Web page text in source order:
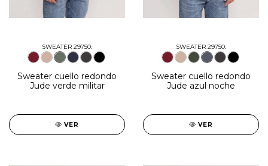
SWEATER 29750:
Sweater cuello redondo
Jude verde militar
VER
SWEATER 29750:
Sweater cuello redondo
Jude azul noche
VER